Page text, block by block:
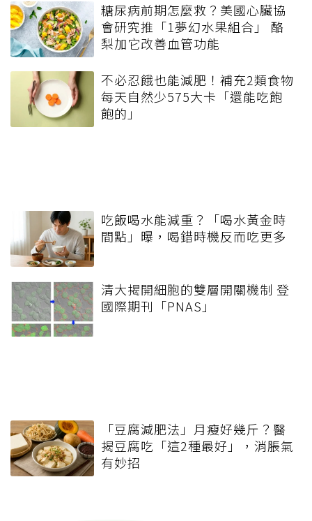
糖尿病前期怎麼救？美國心臟協
會研究推「1夢幻水果組合」 酪
梨加它改善血管功能
不必忍餓也能減肥！補充2類食物
每天自然少575大卡「還能吃飽
飽的」
吃飯喝水能減重？「喝水黃金時
間點」曝，喝錯時機反而吃更多
清大揭開細胞的雙層開關機制 登
國際期刊「PNAS」
「豆腐減肥法」月瘦好幾斤？醫
揭豆腐吃「這2種最好」，消脹氣
有妙招